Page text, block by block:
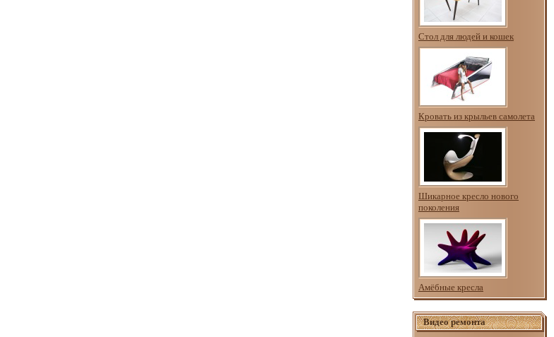
Стол для людей и кошек
Кровать из крыльев самолета
Шикарное кресло нового
поколения
Амёбные кресла
Видео ремонта